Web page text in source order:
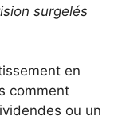
surgelés
en
comment
ou un